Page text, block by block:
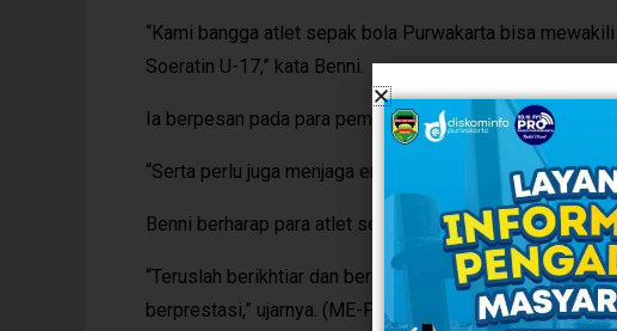
“Kami bangga atlet sepak bola Purwakarta bisa
Soeratin U-17,” kata Benni.
Ia berpesan pada para pemain dalam bertanding harus
“Serta perlu juga menjaga emosional dalam bertanding,”
Benni berharap para atlet sepakbola Purwakarta
“Teruslah berikhtiar dan berdoa pada Allah agar diberi
berprestasi,” ujarnya. (ME-PRO 93.1 FM)